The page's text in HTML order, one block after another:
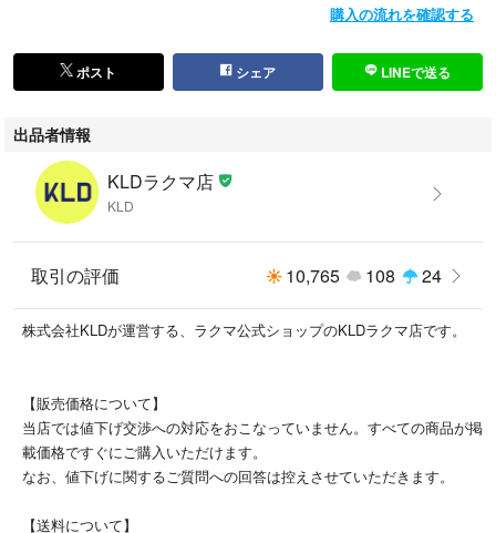
目立ったダメージや極端な使用感は感じられず、中古品としては比較的程
度良好に感じられます。
傷や汚れのあるお品物の場合、商品画像にて該当部分をポインターで示し
ています。
※当店の商品はすべて中古品、また未使用品であっても一度人の手に渡っ
たものとなります。
ご理解ご了承の上ご検討ください。
購入の流れを確認する
ポスト シェア LINEで送る
出品者情報
KLDラクマ店
KLD
取引の評価 10,765 108 24
株式会社KLDが運営する、ラクマ公式ショップのKLDラクマ店です。
【販売価格について】
当店では値下げ交渉への対応をおこなっていません。すべての商品が掲
載価格ですぐにご購入いただけます。
なお、値下げに関するご質問への回答は控えさせていただきます。
【送料について】